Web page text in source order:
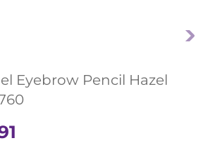
Eyebrow Pencil Hazel